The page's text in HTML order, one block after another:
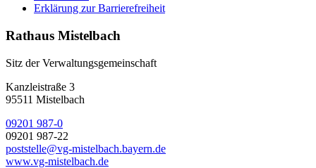
Erklärung zur Barrierefreiheit
Rathaus Mistelbach
Sitz der Verwaltungsgemeinschaft
Kanzleistraße 3
95511 Mistelbach
09201 987-0
09201 987-22
poststelle@vg-mistelbach.bayern.de
www.vg-mistelbach.de